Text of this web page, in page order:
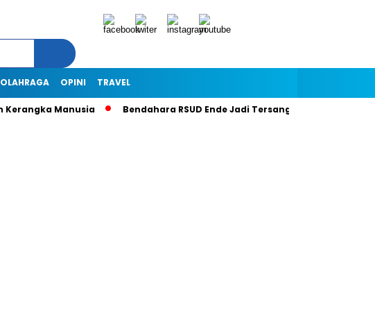
OLAHRAGA OPINI TRAVEL
Manusia Bendahara RSUD Ende Jadi Tersangka Dugaan